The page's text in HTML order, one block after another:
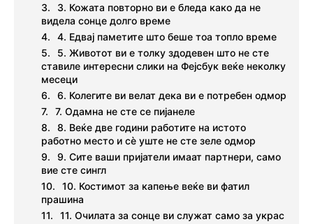
3. Кожата повторно ви е бледа како да не
видела сонце долго време
4. Едвај паметите што беше тоа топло време
5. Животот ви е толку здодевен што не сте
ставиле интересни слики на Фејсбук веќе неколку
месеци
6. Колегите ви велат дека ви е потребен одмор
7. Одамна не сте се пијанеле
8. Веќе две години работите на истото
работно место и сè уште не сте зеле одмор
9. Сите ваши пријатели имаат партнери, само
вие сте сингл
10. Костимот за капење веќе ви фатил
прашина
11. Очилата за сонце ви служат само за украс